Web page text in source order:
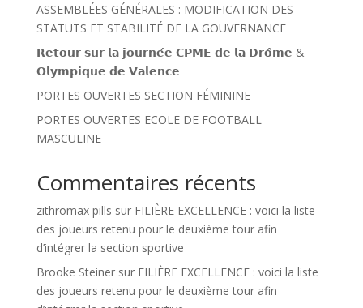
ASSEMBLÉES GÉNÉRALES : MODIFICATION DES
STATUTS ET STABILITÉ DE LA GOUVERNANCE
𝗥𝗲𝘁𝗼𝘂𝗿 𝘀𝘂𝗿 𝗹𝗮 𝗷𝗼𝘂𝗿𝗻𝗲́𝗲 𝗖𝗣𝗠𝗘 𝗱𝗲 𝗹𝗮 𝗗𝗿𝗼̂𝗺𝗲 &
𝗢𝗹𝘆𝗺𝗽𝗶𝗾𝘂𝗲 𝗱𝗲 𝗩𝗮𝗹𝗲𝗻𝗰𝗲
PORTES OUVERTES SECTION FÉMININE
PORTES OUVERTES ECOLE DE FOOTBALL
MASCULINE
Commentaires récents
zithromax pills sur FILIÈRE EXCELLENCE : voici la liste
des joueurs retenu pour le deuxième tour afin
d’intégrer la section sportive
Brooke Steinersur FILIÈRE EXCELLENCE : voici la liste
des joueurs retenu pour le deuxième tour afin